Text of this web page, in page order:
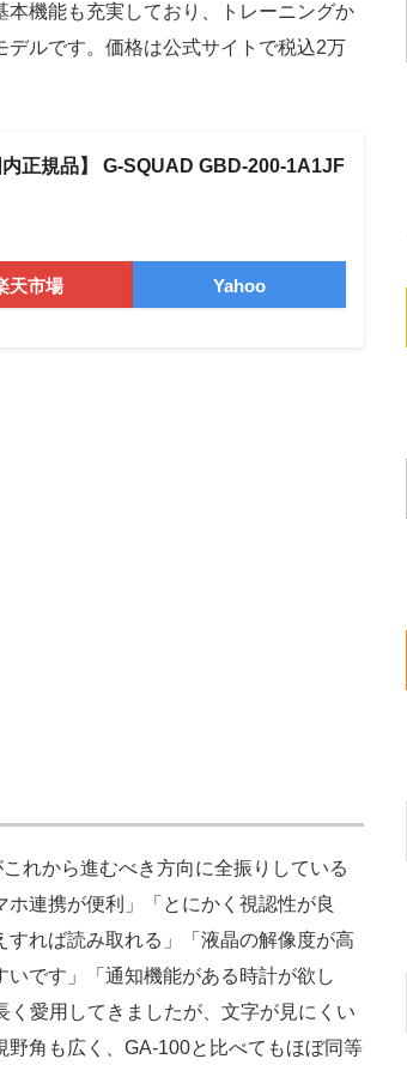
機能も充実しており、トレーニングか
ルです。価格は公式サイトで税込2万
正規品】 G-SQUAD GBD-200-1A1JF
天市場 Yahoo
れから進むべき方向に全振りしている
連携が便利」「とにかく視認性が良
れば読み取れる」「液晶の解像度が高
です」「通知機能がある時計が欲し
く愛用してきましたが、文字が見にくい
角も広く、GA-100と比べてもほぼ同等